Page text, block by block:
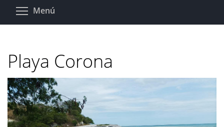
Pasar
Menú
Playa Corona